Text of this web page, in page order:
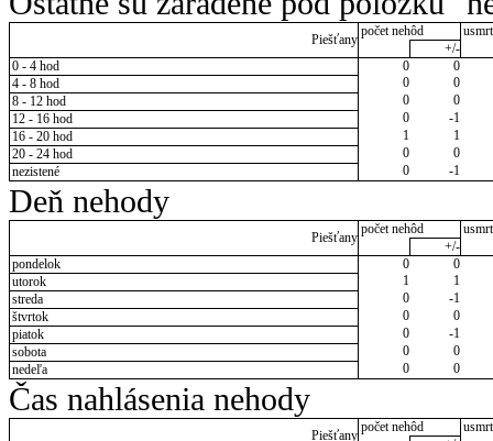
Piešťany
počet nehôd
+/-
0 - 4 hod
0
0
4 - 8 hod
0
0
8 - 12 hod
0
0
12 - 16 hod
0
-1
16 - 20 hod
1
1
20 - 24 hod
0
0
nezistené
0 -1
Deň nehody
Piešťany
počet nehôd
+/-
pondelok
0
0
utorok
1
1
streda
0
-1
štvrtok
0
0
piatok
0
-1
sobota
0
0
nedeľa
0 0
Čas nahlásenia nehody
Piešťany
počet nehôd